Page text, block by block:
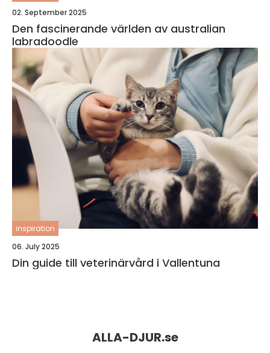
02. September 2025
Den fascinerande världen av australian
labradoodle
inspiration
06. July 2025
Din guide till veterinärvård i Vallentuna
ALLA-DJUR.se